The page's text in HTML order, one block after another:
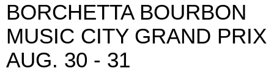
BORCHETTA BOURBON
MUSIC CITY GRAND PRIX
AUG. 30 - 31